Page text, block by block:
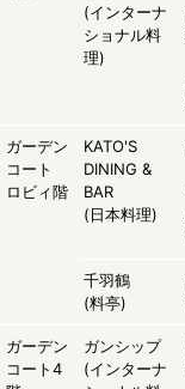
(インターナ
ショナル料
理)
ガーデン
コート
ロビィ階
KATO'S
DINING &
BAR
(日本料理)
千羽鶴
(料亭)
ガーデン
コート4
ガンシップ
(インターナ